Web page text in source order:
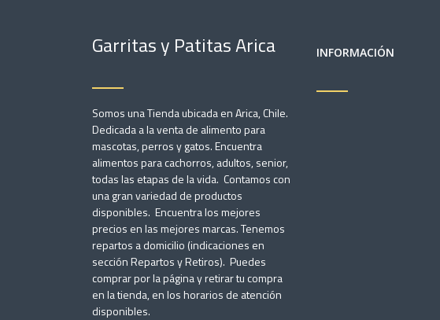
Garritas y Patitas Arica
Somos una Tienda ubicada en Arica, Chile.
Dedicada a la venta de alimento para
mascotas, perros y gatos. Encuentra
alimentos para cachorros, adultos, senior,
todas las etapas de la vida. Contamos con
una gran variedad de productos
disponibles. Encuentra los mejores
precios en las mejores marcas. Tenemos
repartos a domicilio (indicaciones en
sección Repartos y Retiros). Puedes
comprar por la página y retirar tu compra
en la tienda, en los horarios de atención
disponibles.
INFORMACIÓN